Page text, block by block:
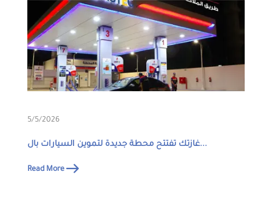
5/5/2026
غازتك تفتتح محطة جديدة لتموين السيارات بال...
Read More